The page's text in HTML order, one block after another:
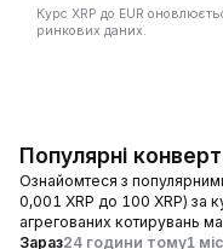
Курс XRP до EUR
ринкових даних.
Популярні
Ознайомтеся з
0,001 XRP до 100 XRP) за
агрегованих котирувань
Зараз24 години тому1